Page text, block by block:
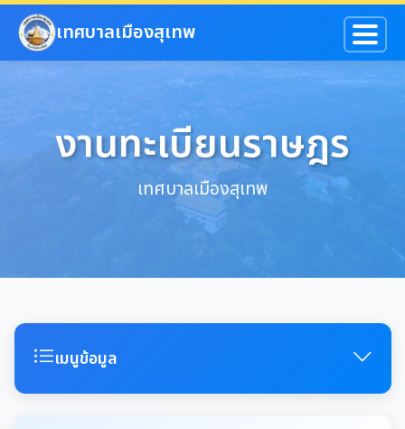
ข้ามไปยังเนื้อหาหลัก
เทศบาลเมืองสุเทพ
งานทะเบียนราษฎร
เทศบาลเมืองสุเทพ
เมนูข้อมูล